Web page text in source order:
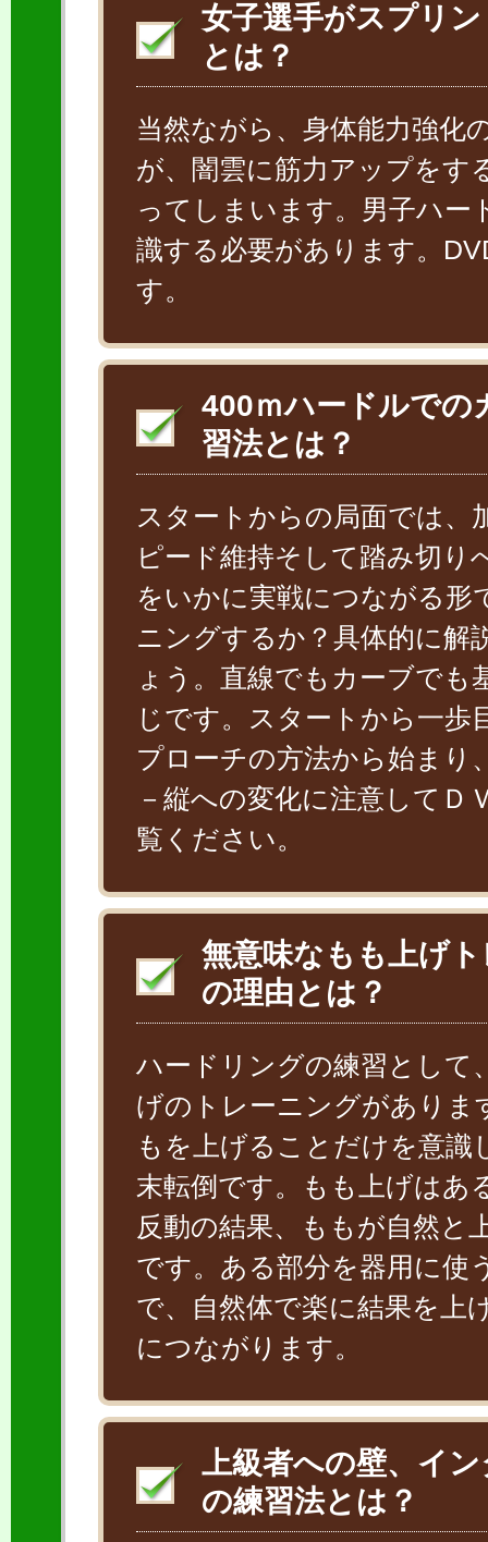
女子選手がスプリ
とは？
当然ながら、身体能力強化
が、闇雲に筋力アップをす
ってしまいます。男子ハ
識する必要があります。
す。
400ｍハードルでの
習法とは？
スタートからの局面では、
ピード維持そして踏み切り
をいかに実戦につながる形
ニングするか？具体的に解
ょう。直線でもカーブでも
じです。スタートから一歩
プローチの方法から始まり
－縦への変化に注意してＤ
覧ください。
無意味なもも上げ
の理由とは？
ハードリングの練習として
げのトレーニングがありま
もを上げることだけを意識
末転倒です。もも上げはあ
反動の結果、ももが自然と
です。ある部分を器用に使
で、自然体で楽に結果を上
につながります。
上級者への壁、イ
の練習法とは？